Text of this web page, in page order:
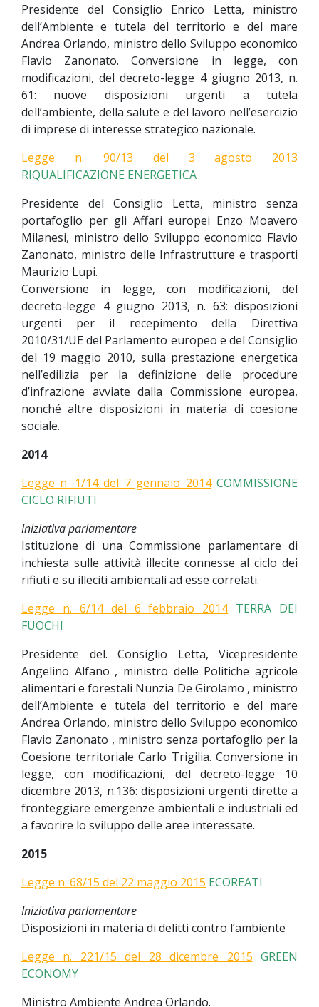
Presidente del Consiglio Enrico Letta, ministro
dell’Ambiente e tutela del territorio e del mare
Andrea Orlando, ministro dello Sviluppo economico
Flavio Zanonato. Conversione in legge, con
modificazioni, del decreto-legge 4 giugno 2013, n.
61: nuove disposizioni urgenti a tutela
dell’ambiente, della salute e del lavoro nell’esercizio
di imprese di interesse strategico nazionale.
Legge n. 90/13 del 3 agosto 2013
RIQUALIFICAZIONE ENERGETICA
Presidente del Consiglio Letta, ministro senza
portafoglio per gli Affari europei Enzo Moavero
Milanesi, ministro dello Sviluppo economico Flavio
Zanonato, ministro delle Infrastrutture e trasporti
Maurizio Lupi.
Conversione in legge, con modificazioni, del
decreto-legge 4 giugno 2013, n. 63: disposizioni
urgenti per il recepimento della Direttiva
2010/31/UE del Parlamento europeo e del Consiglio
del 19 maggio 2010, sulla prestazione energetica
nell’edilizia per la definizione delle procedure
d’infrazione avviate dalla Commissione europea,
nonché altre disposizioni in materia di coesione
sociale.
2014
Legge n. 1/14 del 7 gennaio 2014 COMMISSIONE
CICLO RIFIUTI
Iniziativa parlamentare
Istituzione di una Commissione parlamentare di
inchiesta sulle attività illecite connesse al ciclo dei
rifiuti e su illeciti ambientali ad esse correlati.
Legge n. 6/14 del 6 febbraio 2014 TERRA DEI
FUOCHI
Presidente del. Consiglio Letta, Vicepresidente
Angelino Alfano , ministro delle Politiche agricole
alimentari e forestali Nunzia De Girolamo , ministro
dell’Ambiente e tutela del territorio e del mare
Andrea Orlando, ministro dello Sviluppo economico
Flavio Zanonato , ministro senza portafoglio per la
Coesione territoriale Carlo Trigilia. Conversione in
legge, con modificazioni, del decreto-legge 10
dicembre 2013, n.136: disposizioni urgenti dirette a
fronteggiare emergenze ambientali e industriali ed
a favorire lo sviluppo delle aree interessate.
2015
Legge n. 68/15 del 22 maggio 2015 ECOREATI
Iniziativa parlamentare
Disposizioni in materia di delitti contro l’ambiente
Legge n. 221/15 del 28 dicembre 2015 GREEN
ECONOMY
Ministro Ambiente Andrea Orlando.